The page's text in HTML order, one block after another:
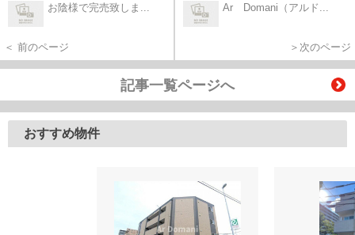
お陰様で完売致しま...
＜ 前のページ
Ar Domani（アルド...
＞次のページ
記事一覧ページへ
おすすめ物件